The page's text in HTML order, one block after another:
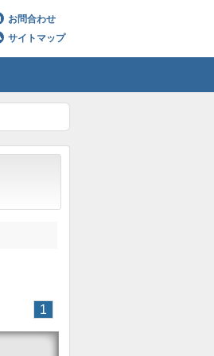
お問合わせ
サイトマップ
1